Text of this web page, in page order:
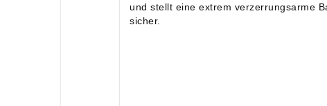
und stellt eine extrem verzerrungsarme
sicher.